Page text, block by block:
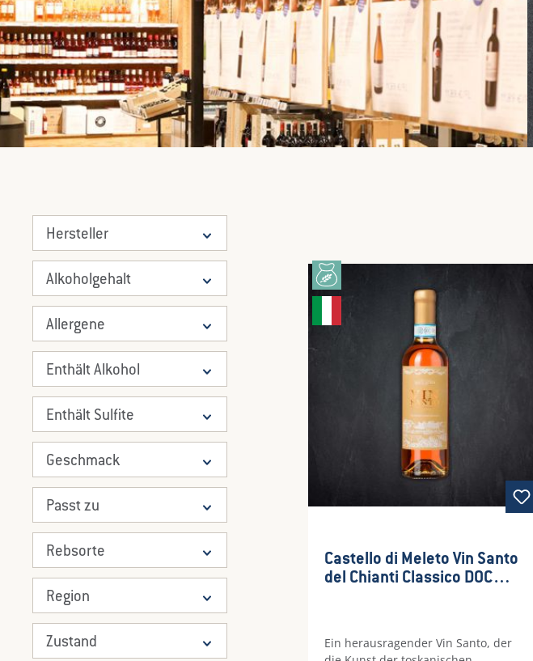
Hersteller
Alkoholgehalt
Allergene
Enthält Alkohol
Enthält Sulfite
Geschmack
Passt zu
Rebsorte
Region
Zustand
Castello di Meleto Vin Santo
del Chianti Classico DOC
Ein herausragender Vin Santo, der